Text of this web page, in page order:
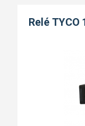
Relé